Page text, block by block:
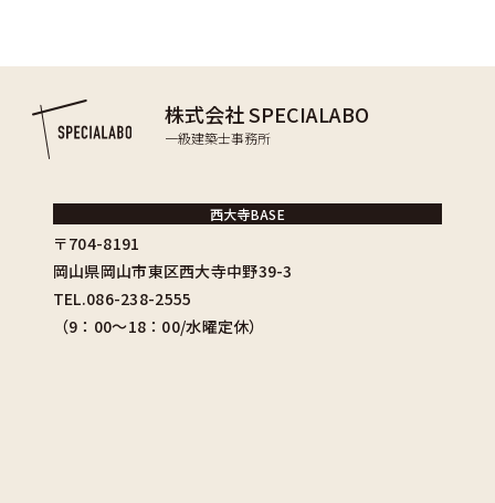
株式会社 SPECIALABO
一級建築士事務所
西大寺BASE
〒704-8191
岡山県岡山市東区西大寺中野39-3
TEL.086-238-2555
（9：00〜18：00/水曜定休）